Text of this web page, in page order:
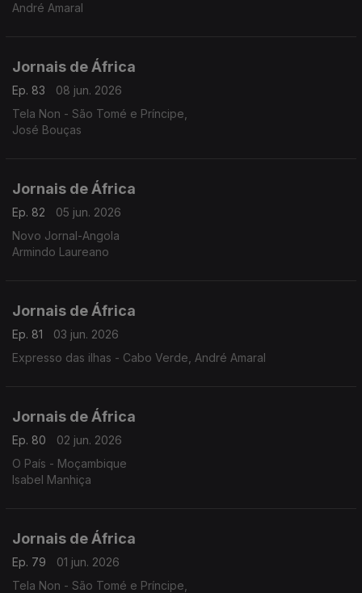
André Amaral
Jornais de África
Ep. 83
08 jun. 2026
Tela Non - São Tomé e Príncipe,
José Bouças
Jornais de África
Ep. 82
05 jun. 2026
Novo Jornal-Angola
Armindo Laureano
Jornais de África
Ep. 81
03 jun. 2026
Expresso das ilhas - Cabo Verde, André Amaral
Jornais de África
Ep. 80
02 jun. 2026
O País - Moçambique
Isabel Manhiça
Jornais de África
Ep. 79
01 jun. 2026
Tela Non - São Tomé e Príncipe,